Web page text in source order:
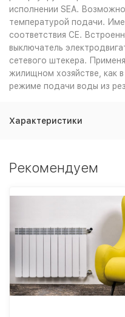
исполнении SEA.
температурой подачи.
соответствия CE.
выключатель
сетевого штекера.
жилищном хозяйстве, как
режиме подачи воды из
Характеристики
Рекомендуем